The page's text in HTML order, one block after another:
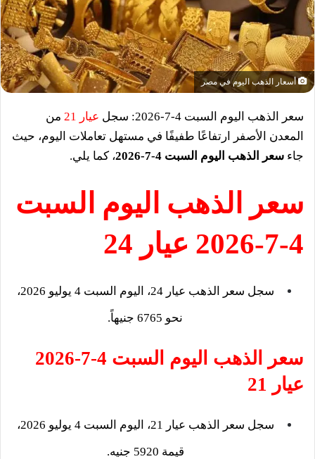
أسعار الذهب اليوم في مصر
سعر الذهب اليوم السبت 4-7-2026: سجل عيار 21
من
المعدن الأصفر ارتفاعًا طفيفًا في مستهل تعاملات اليوم، حيث
جاء سعر الذهب اليوم السبت 4-7-2026 ، كما يلي.
سعر الذهب اليوم السبت
4-7-2026 عيار 24
سجل سعر الذهب
عيار 24، اليوم السبت 4 يوليو 2026،
نحو 6765 جنيهاً.
سعر الذهب اليوم السبت 4-7-2026
عيار 21
سجل سعر الذهب عيار 21، اليوم السبت 4 يوليو 2026،
قيمة 5920 جنيه.